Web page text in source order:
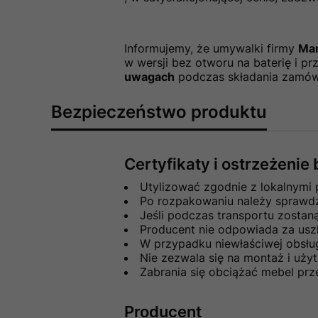
Informujemy, że umywalki firmy
w wersji bez otworu na baterię i
uwagach podczas składania
Bezpieczeństwo produktu
Certyfikaty i ostrzeżenie
Utylizować zgodnie z lokalnymi
Po rozpakowaniu należy
Jeśli podczas transportu
Producent nie odpowiada za
W przypadku niewłaściwej
Nie zezwala się na montaż i
Zabrania się obciążać mebel
Producent